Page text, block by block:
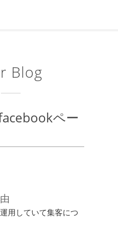
Blog
ペー
用していて集客につ